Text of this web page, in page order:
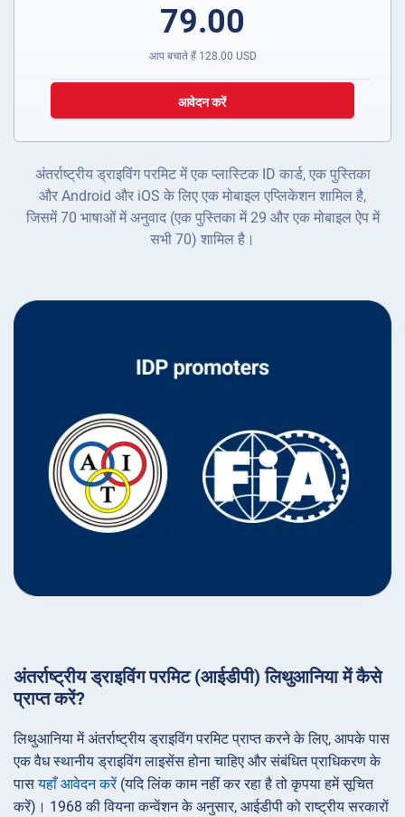
79.00
आप बचाते हैं 128.00 USD
आवेदन करें
अंतर्राष्ट्रीय ड्राइविंग परमिट में एक प्लास्टिक ID कार्ड, एक पुस्तिका
और Android और iOS के लिए एक मोबाइल एप्लिकेशन शामिल है,
जिसमें 70 भाषाओं में अनुवाद (एक पुस्तिका में 29 और एक मोबाइल ऐप में
सभी 70) शामिल है।
अंतर्राष्ट्रीय ड्राइविंग परमिट (आईडीपी) लिथुआनिया में कैसे
प्राप्त करें?
लिथुआनिया में अंतर्राष्ट्रीय ड्राइविंग परमिट प्राप्त करने के लिए, आपके पास
एक वैध स्थानीय ड्राइविंग लाइसेंस होना चाहिए और संबंधित प्राधिकरण के
पासयहाँ आवेदन करें(यदि लिंक काम नहीं कर रहा है तो कृपया हमें सूचित
करें)। 1968 की वियना कन्वेंशन के अनुसार, आईडीपी को राष्ट्रीय सरकारों